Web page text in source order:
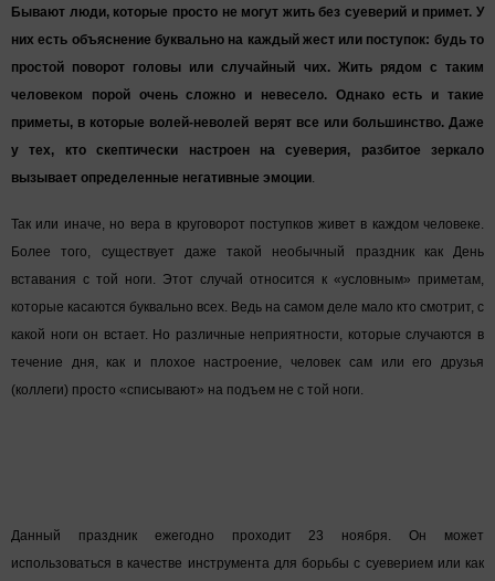
Бывают люди, которые просто не могут жить без суеверий и примет. У
них есть объяснение буквально на каждый жест или поступок: будь то
простой поворот головы или случайный чих. Жить рядом с таким
человеком порой очень сложно и невесело. Однако есть и такие
приметы, в которые волей-неволей верят все или большинство. Даже
у тех, кто скептически настроен на суеверия, разбитое зеркало
вызывает определенные негативные эмоции.
Так или иначе, но вера в круговорот поступков живет в каждом человеке.
Более того, существует даже такой необычный праздник как День
вставания с той ноги. Этот случай относится к «условным» приметам,
которые касаются буквально всех. Ведь на самом деле мало кто смотрит, с
какой ноги он встает. Но различные неприятности, которые случаются в
течение дня, как и плохое настроение, человек сам или его друзья
(коллеги) просто «списывают» на подъем не с той ноги.
Данный праздник ежегодно проходит 23 ноября. Он может
использоваться в качестве инструмента для борьбы с суеверием или как